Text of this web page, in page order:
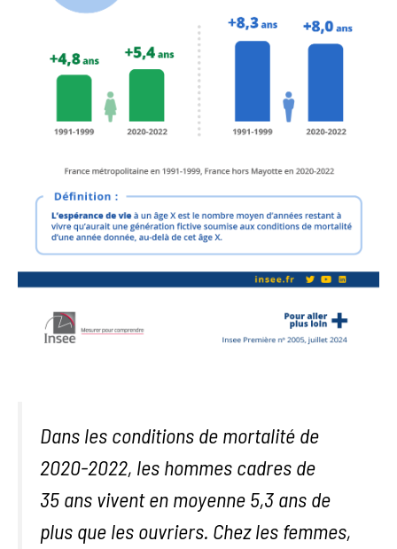
Dans les conditions de mortalité de
2020-2022, les hommes cadres de
35 ans vivent en moyenne 5,3 ans de
plus que les ouvriers. Chez les femmes,